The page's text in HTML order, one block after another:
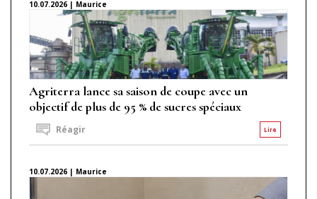
10.07.2026 | Maurice
Agriterra lance sa saison de coupe avec un
objectif de plus de 95 % de sucres spéciaux
Lire
Réagir
10.07.2026 | Maurice